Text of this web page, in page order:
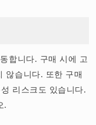
합니다. 구매 시에 고
않습니다. 또한 구매
리스크도 있습니다.
.